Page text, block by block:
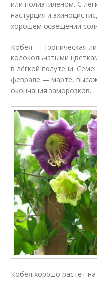
или полиэтиленом. С
настурция и
хорошем освещении
Кобея — тропическая
колокольчатыми
в лёгкой полутени.
феврале — марте,
окончания заморозков.
Кобея хорошо растёт на